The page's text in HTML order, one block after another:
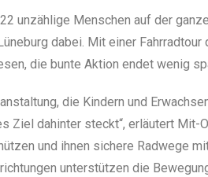
unzählige Menschen auf der
dabei. Mit einer
die bunte Aktion endet wenig
die Kindern und
Ziel dahinter steckt“, erläutert Mit-
und ihnen sichere Radwege
unterstützen die